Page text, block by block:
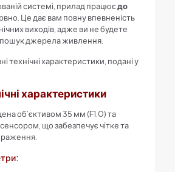
системі, прилад працюєдо
Це дає вам повну впевненість
виходів, адже ви не будете
джерела живлення.
технічні характеристики, подані у
характеристики
об’єктивом 35 мм (F1.0) та
що забезпечує чітке та